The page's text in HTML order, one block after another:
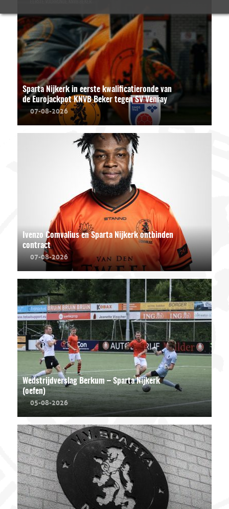
Sparta Nijkerk in eerste kwalificatieronde van
de Eurojackpot KNVB Beker tegen SV Venray
07-08-2026
Ivenzo Comvalius en Sparta Nijkerk ontbinden
contract
07-08-2026
Wedstrijdverslag Berkum – Sparta Nijkerk
(oefen)
05-08-2026